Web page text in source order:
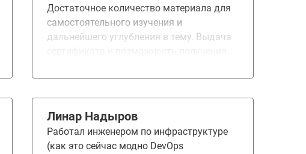
Достаточное количество материала для
самостоятельного изучения и
дальнейшего углубления в тему. Выдача
квалификации (УПК). Предоставление
положительных эмоций.
Линар Надыров
Работал инженером по инфраструктуре
(как это сейчас модно DevOps